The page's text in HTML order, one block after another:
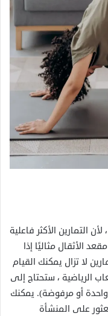
، لأن التمارين الأكثر فاعلية
الأثقال مثاليًا إذا
لا تزال يمكنك القيام
الرياضية ، ستحتاج إلى
أو مرفوضة). يمكنك
على المنشأة